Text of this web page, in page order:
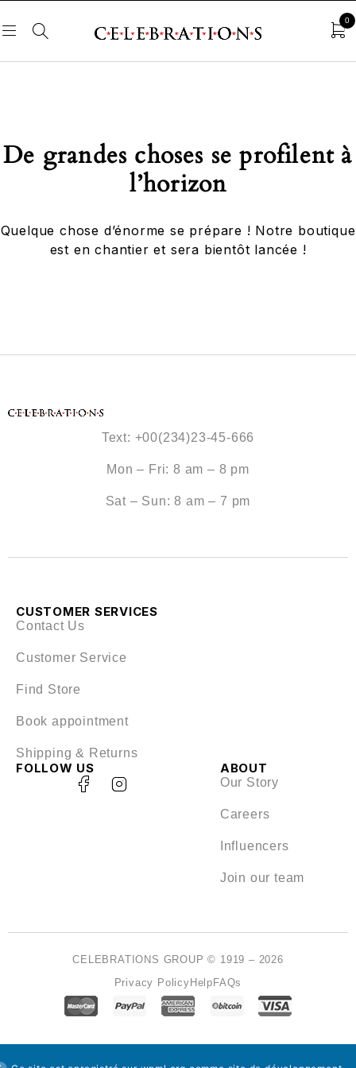
0
De grandes choses se profilent à
l’horizon
Quelque chose d’énorme se prépare ! Notre boutique
est en chantier et sera bientôt lancée !
Text: +00(234)23-45-666
Mon – Fri: 8 am – 8 pm
Sat – Sun: 8 am – 7 pm
ABOUT
Our Story
Careers
Influencers
Join our team
CUSTOMER SERVICES
Contact Us
Customer Service
Find Store
Book appointment
Shipping & Returns
FOLLOW US
Privacy PolicyHelpFAQs
CELEBRATIONS GROUP © 1919 – 2026